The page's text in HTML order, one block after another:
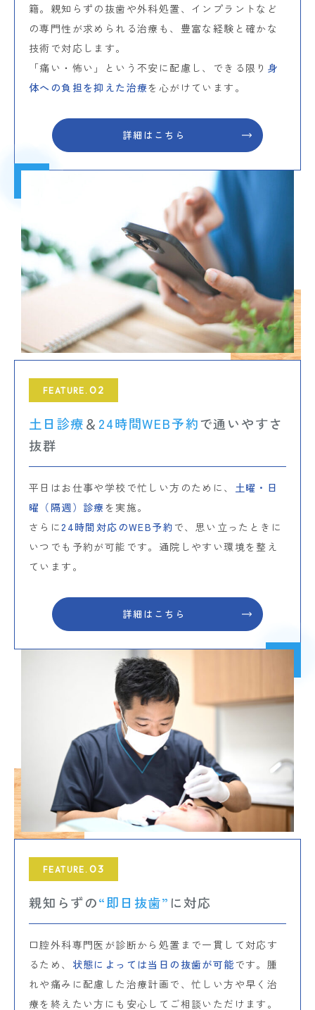
籍。親知らずの抜歯や外科処置、インプラントなど
の専門性が求められる治療も、豊富な経験と確かな
技術で対応します。
「痛い・怖い」という不安に配慮し、できる限り 身
体への負担を抑えた治療を心がけています。
詳細はこちら
FEATURE. 02
土日診療＆ 24時間WEB予約で通いやすさ
抜群
平日はお仕事や学校で忙しい方のために、
土曜・日
曜（隔週）診療を実施。
さらに24時間対応のWEB予約 で、思い立ったときに
いつでも予約が可能です。通院しやすい環境を整え
ています。
詳細はこちら
FEATURE. 03
親知らずの“即日抜歯” に対応
口腔外科専門医が診断から処置まで一貫して対応す
るため、 状態によっては当日の抜歯が可能 です。腫
れや痛みに配慮した治療計画で、忙しい方や早く治
療を終えたい方にも安心してご相談いただけます。